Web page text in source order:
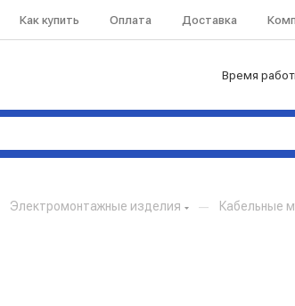
Как купить Оплата Доставка
Время
Электромонтажные изделия — Кабельные